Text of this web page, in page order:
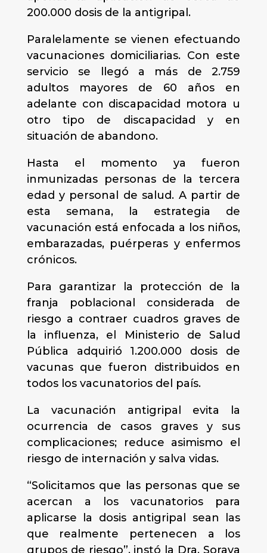
200.000 dosis de la antigripal.
Paralelamente se vienen efectuando
vacunaciones domiciliarias. Con este
servicio se llegó a más de 2.759
adultos mayores de 60 años en
adelante con discapacidad motora u
otro tipo de discapacidad y en
situación de abandono.
Hasta el momento ya fueron
inmunizadas personas de la tercera
edad y personal de salud. A partir de
esta semana, la estrategia de
vacunación está enfocada a los niños,
embarazadas, puérperas y enfermos
crónicos.
Para garantizar la protección de la
franja poblacional considerada de
riesgo a contraer cuadros graves de
la influenza, el Ministerio de Salud
Pública adquirió 1.200.000 dosis de
vacunas que fueron distribuidos en
todos los vacunatorios del país.
La vacunación antigripal evita la
ocurrencia de casos graves y sus
complicaciones; reduce asimismo el
riesgo de internación y salva vidas.
“Solicitamos que las personas que se
acercan a los vacunatorios para
aplicarse la dosis antigripal sean las
que realmente pertenecen a los
grupos de riesgo”, instó la Dra. Soraya